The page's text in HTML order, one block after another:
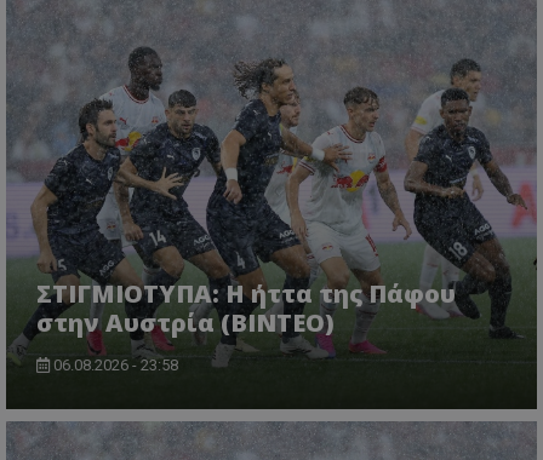
ΣΤΙΓΜΙΟΤΥΠΑ: Η ήττα της Πάφου
στην Αυστρία (ΒΙΝΤΕΟ)
06.08.2026 - 23:58